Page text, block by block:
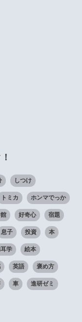
しつけ
トミカ ホンマでっか
好奇心 宿題
息子 投資 本
学 絵本
英語 褒め方
車 進研ゼミ